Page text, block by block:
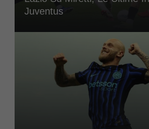
Juventus